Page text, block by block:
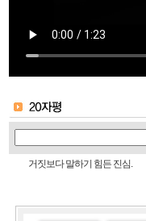
거짓보다 말하기 힘든 진심.